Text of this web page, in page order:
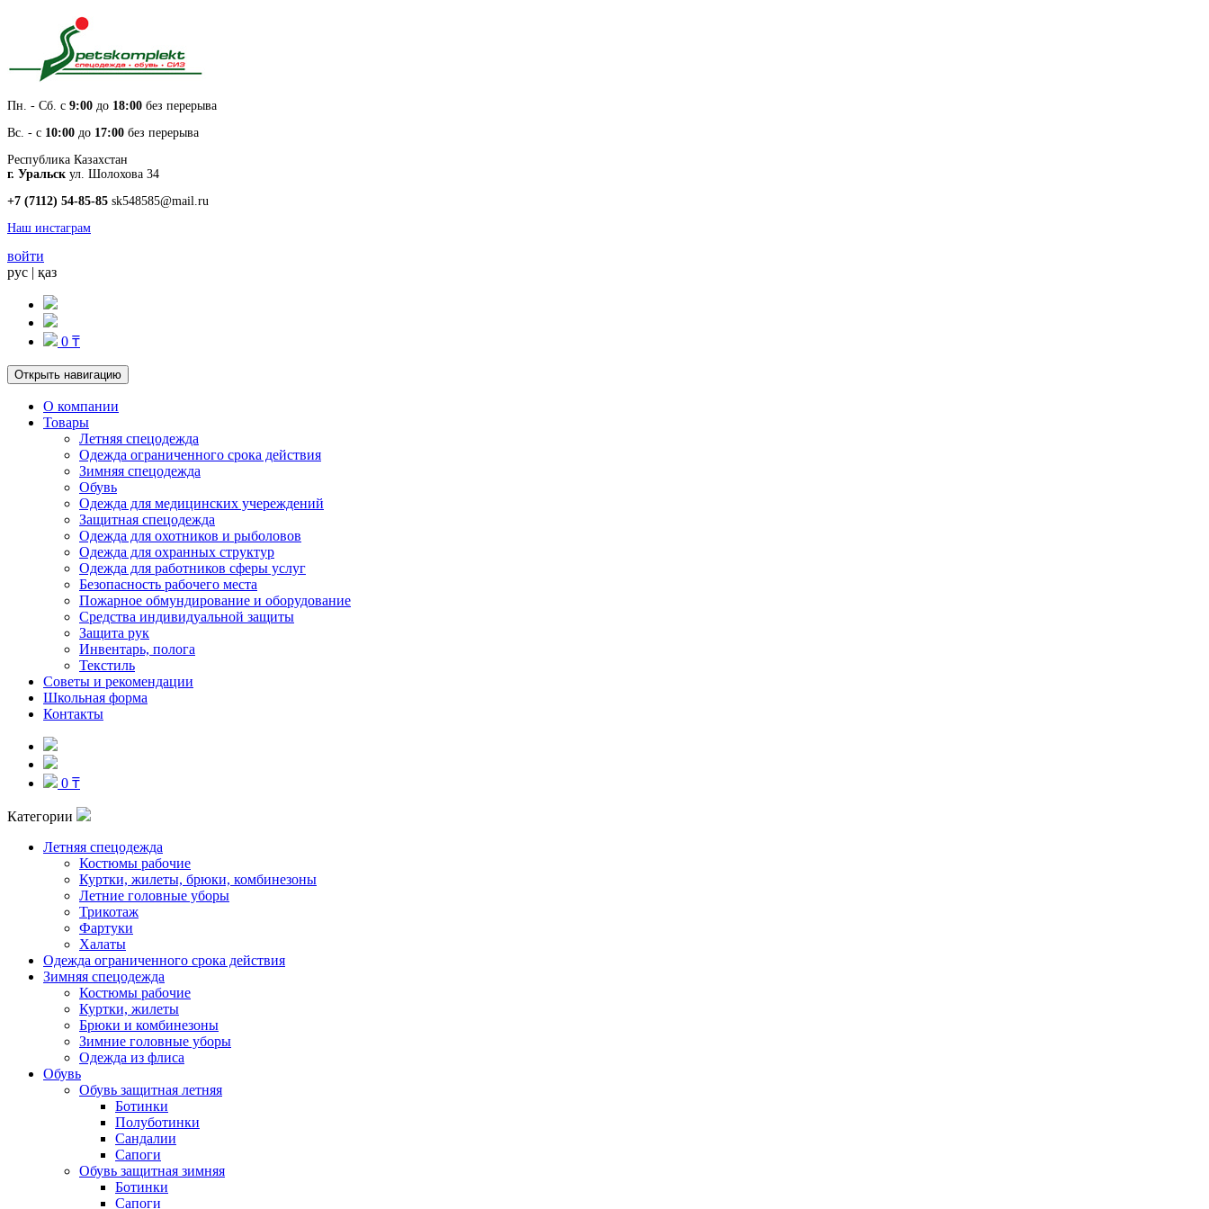
Пн. - Cб. с 9:00 до 18:00 без перерыва
Вс. - с 10:00 до 17:00 без перерыва
Республика Казахстан
г. Уральск ул. Шолохова 34
+7 (7112) 54-85-85 sk548585@mail.ru
Наш инстаграм
войти
рус | қаз
0 ₸
Открыть навигацию
О компании
Товары
Летняя спецодежда
Одежда ограниченного срока действия
Зимняя спецодежда
Обувь
Одежда для медицинских учереждений
Защитная спецодежда
Одежда для охотников и рыболовов
Одежда для охранных структур
Одежда для работников сферы услуг
Безопасность рабочего места
Пожарное обмундирование и оборудование
Средства индивидуальной защиты
Защита рук
Инвентарь, полога
Текстиль
Советы и рекомендации
Школьная форма
Контакты
0 ₸
Категории
Летняя спецодежда
Костюмы рабочие
Куртки, жилеты, брюки, комбинезоны
Летние головные уборы
Трикотаж
Фартуки
Халаты
Одежда ограниченного срока действия
Зимняя спецодежда
Костюмы рабочие
Куртки, жилеты
Брюки и комбинезоны
Зимние головные уборы
Одежда из флиса
Обувь
Обувь защитная летняя
Ботинки
Полуботинки
Сандалии
Сапоги
Обувь защитная зимняя
Ботинки
Сапоги